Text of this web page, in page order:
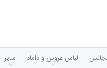
لباس عروس و داماد سایر